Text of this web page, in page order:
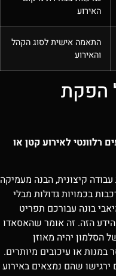
האירוע
התאמה אישית לסוג הקהל
והאירוע
הפקת
רלוונטי לאירוע קטן או
קיצונית, הבנה מעמיקה
בכמויות גדולות מבלי
בונה עבורכם תפריט
הידע הזה. זה אומר שהאסאדו
הסלמון יהיה מאוזן
במנות או עיכובים מיותרים.
שהם נמצאים באירוע